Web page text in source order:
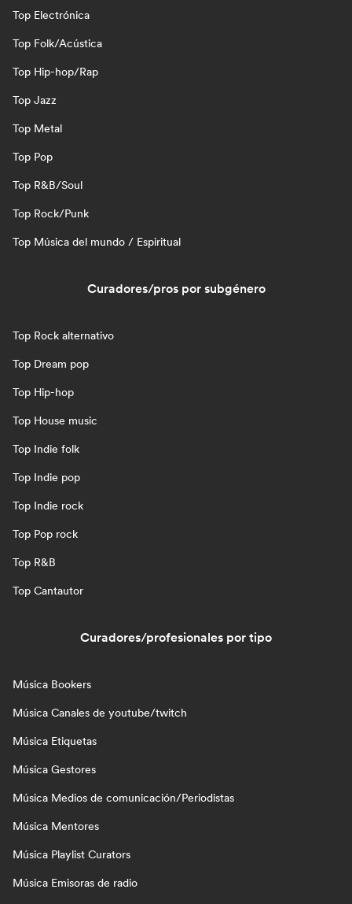
Top Electrónica
Top Folk/Acústica
Top Hip-hop/Rap
Top Jazz
Top Metal
Top Pop
Top R&B/Soul
Top Rock/Punk
Top Música del mundo / Espiritual
Curadores/pros por subgénero
Top Rock alternativo
Top Dream pop
Top Hip-hop
Top House music
Top Indie folk
Top Indie pop
Top Indie rock
Top Pop rock
Top R&B
Top Cantautor
Curadores/profesionales por tipo
Música Bookers
Música Canales de youtube/twitch
Música Etiquetas
Música Gestores
Música Medios de comunicación/Periodistas
Música Mentores
Música Playlist Curators
Música Emisoras de radio